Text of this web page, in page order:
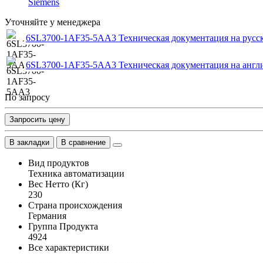
Уточняйте у менеджера
6SL3700-1AF35-5AA3 Техническая документация на
6SL3700-1AF35-5AA3 Техническая документация на
По запросу
Запросить цену
В закладки В сравнение
Вид продуктов
Техника автоматизации
Вес Нетто (Кг)
230
Страна происхождения
Германия
Группа Продукта
4924
Все характеристики